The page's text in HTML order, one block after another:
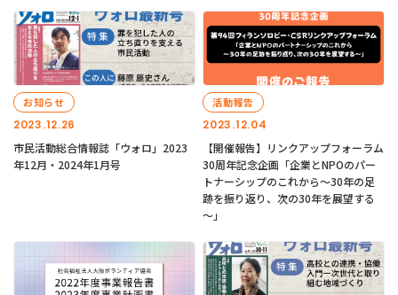
2023.12.26
お知らせ
市民活動総合情報誌「ウォロ」2023
年12月・2024年1月号
2023.12.04
活動報告
【開催報告】リンクアップフォーラム
30周年記念企画「企業とNPOのパー
トナーシップのこれから～30年の足
跡を振り返り、次の30年を展望する
～」